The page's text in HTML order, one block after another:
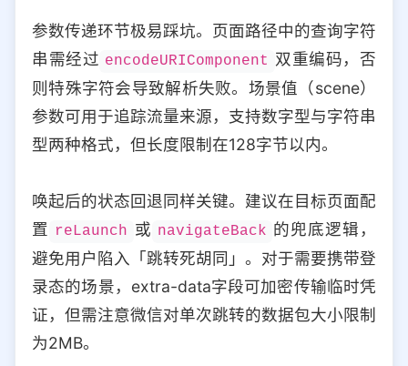
参数传递环节极易踩坑。页面路径中的查询字符
串需经过 encodeURIComponent 双重编码，否
则特殊字符会导致解析失败。场景值（scene）
参数可用于追踪流量来源，支持数字型与字符串
型两种格式，但长度限制在128字节以内。
唤起后的状态回退同样关键。建议在目标页面配
置 reLaunch 或 navigateBack 的兜底逻辑，
避免用户陷入「跳转死胡同」。对于需要携带登
录态的场景，extra-data字段可加密传输临时凭
证，但需注意微信对单次跳转的数据包大小限制
为2MB。